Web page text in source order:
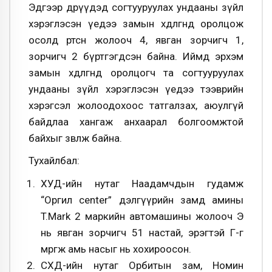
Эдгээр өдрүүдэд согтууруулах ундааны зүйл
хэрэглэсэн үедээ замын хөдөлгөөнд оролцож
осолд өртсөн жолооч 4, явган зорчигч 1,
зорчигч 2 бүртгэгдсэн байна. Иймд эрхэм
замын хөдөлгөөнд оролцогч та согтууруулах
ундааны зүйл хэрэглэсэн үедээ тээврийн
хэрэгсэл жолоодохоос татгалзах, аюулгүй
байдлаа хангаж анхаарал болгоомжтой
байхыг зөвлөж байна.
Тухайлбал:
ХУД-ийн нутаг Наадамчдын гудамж
“Оргил center” дэлгүүрийн замд амины
T.Mark 2 маркийн автомашины жолооч Э
нь явган зорчигч 51 настай, эрэгтэй Г-г
мөргөж амь насыг нь хохироосон.
СХД-ийн нутаг Орбитын зам, Номин